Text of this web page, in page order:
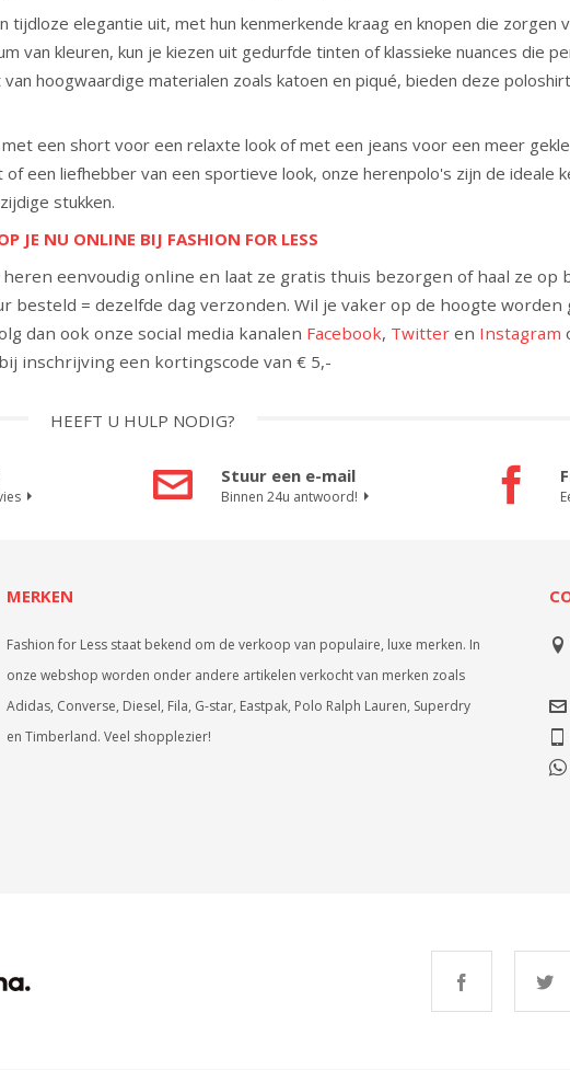
tijdloze elegantie uit, met hun kenmerkende kraag en knopen die zorgen
van kleuren, kun je kiezen uit gedurfde tinten of klassieke nuances die
hoogwaardige materialen zoals katoen en piqué, bieden deze
een short voor een relaxte look of met een jeans voor een meer
of een liefhebber van een sportieve look, onze herenpolo's zijn de ideale
stukken.
JE NU ONLINE BIJ FASHION FOR LESS
eenvoudig online en laat ze gratis thuis bezorgen of haal ze op
besteld = dezelfde dag verzonden. Wil je vaker op de hoogte
dan ook onze social media kanalen Facebook, Twitter en Instagram
inschrijving een kortingscode van € 5,-
HEEFT U HULP NODIG?
Stuur een e-mail
Binnen 24u antwoord!
MERKEN
Fashion for Less staat bekend om de verkoop van populaire, luxe merken. In
onze webshop worden onder andere artikelen verkocht van merken zoals
Adidas, Converse, Diesel, Fila, G-star, Eastpak, Polo Ralph Lauren, Superdry
en Timberland. Veel shopplezier!